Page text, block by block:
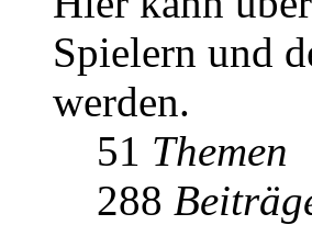
Spielern und
werden.
51 Themen
288